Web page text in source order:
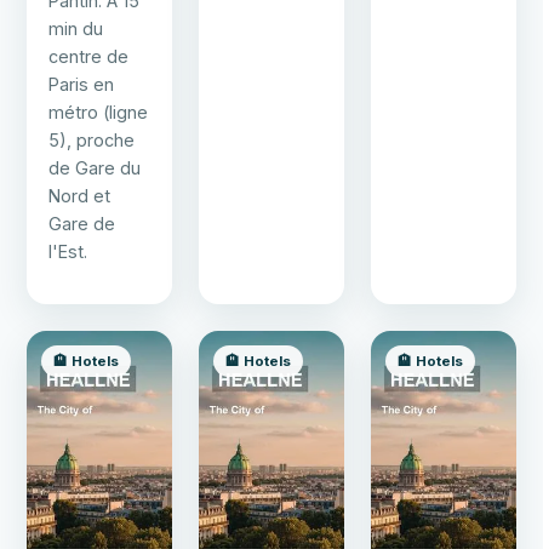
min du
centre de
Paris en
métro (ligne
5), proche
de Gare du
Nord et
Gare de
l'Est.
🏨 Hotels 🏨 Hotels 🏨 Hotels